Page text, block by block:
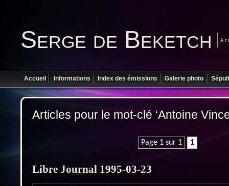
Serge de Beketch
Accueil Informations Index des émissions Galerie photo
Articles pour le mot-clé ‘Antoine
Page 1 sur 1 1
Libre Journal 1995-03-23